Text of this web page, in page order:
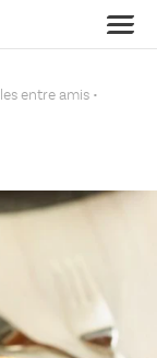
entre amis